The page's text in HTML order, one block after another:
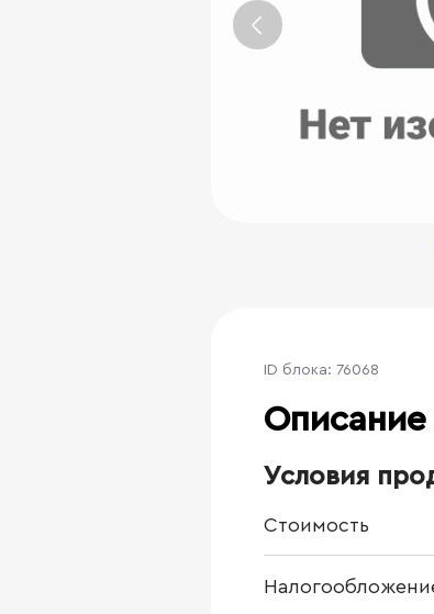
ID блока: 76068
Условия
Стоимость